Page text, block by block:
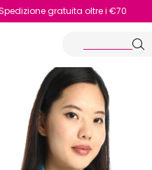
Reso facile e veloce
gratuita oltre i €70